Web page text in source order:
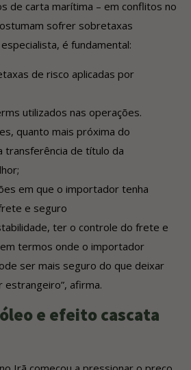
de carta marítima – em conflitos no
sofrer sobretaxas
é fundamental:
de risco aplicadas por
utilizados nas operações.
quanto mais próxima do
transferência de título da
em que o importador tenha
e seguro
ter o controle do frete e
termos onde o importador
ser mais seguro do que deixar
estrangeiro”, afirma.
e efeito cascata